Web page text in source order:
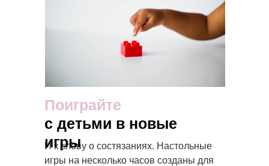
Поиграйте
с детьми в новые
игры
И к слову о состязаниях. Настольные
игры на несколько часов созданы для